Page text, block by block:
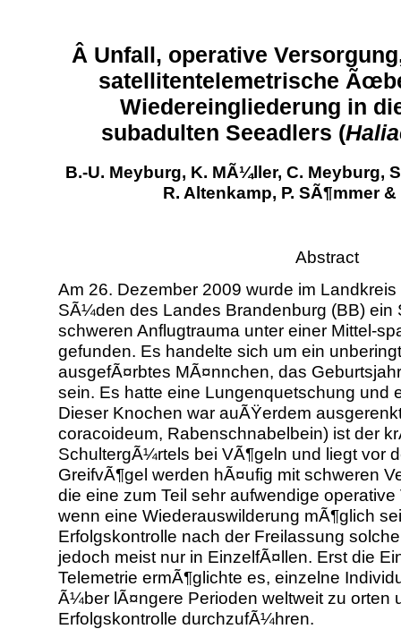
Â Unfall, operative
satellitentelemetrische
Wiedereingliederung in
subadulten Seeadlers (
B.-U. Meyburg, K. MÃ¼ller, C. Meyburg,
R. Altenkamp, P. SÃ¶mmer
Abstract
Am 26. Dezember 2009 wurde im
SÃ¼den des Landes Brandenburg (BB) ein
schweren Anflugtrauma unter einer Mittel-
gefunden. Es handelte sich um ein
ausgefÃ¤rbtes MÃ¤nnchen, das
sein. Es hatte eine Lungenquetschung und
Dieser Knochen war auÃŸerdem
coracoideum, Rabenschnabelbein) ist der
SchultergÃ¼rtels bei VÃ¶geln und liegt vor
GreifvÃ¶gel werden hÃ¤ufig mit schweren
die eine zum Teil sehr aufwendige
wenn eine Wiederauswilderung mÃ¶glich
Erfolgskontrolle nach der Freilassung
jedoch meist nur in EinzelfÃ¤llen. Erst die
Telemetrie ermÃ¶glichte es, einzelne
Ã¼ber lÃ¤ngere Perioden weltweit zu orten
Erfolgskontrolle durchzufÃ¼hren.